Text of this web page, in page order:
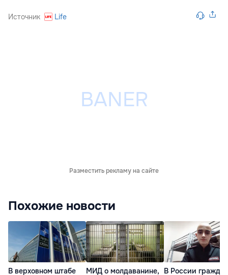
Источник Life
Разместить рекламу на сайте
Похожие новости
В верховном штабе МИД о молдаванине, В России